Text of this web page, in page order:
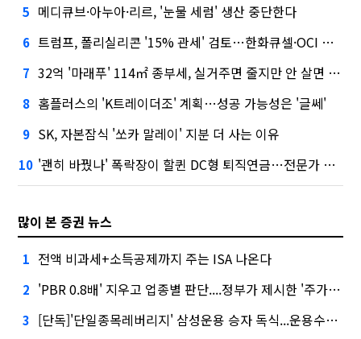
5 메디큐브·아누아·리르, '눈물 세럼' 생산 중단한다
6 트럼프, 폴리실리콘 '15% 관세' 검토…한화큐셀·OCI 영향은?
7 32억 '마래푸' 114㎡ 종부세, 실거주면 줄지만 안 살면 2.5배
8 홈플러스의 'K트레이더조' 계획…성공 가능성은 '글쎄'
9 SK, 자본잠식 '쏘카 말레이' 지분 더 사는 이유
10 '괜히 바꿨나' 폭락장이 할퀸 DC형 퇴직연금…전문가 조언은
많이 본 증권 뉴스
1 전액 비과세+소득공제까지 주는 ISA 나온다
2 'PBR 0.8배' 지우고 업종별 판단....정부가 제시한 '주가 누르기' 방지법
3 [단독]'단일종목레버리지' 삼성운용 승자 독식...운용수익 미래에셋의 6배